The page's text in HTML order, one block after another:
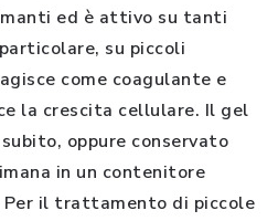
ed è attivo su tanti
su piccoli
come coagulante e
la crescita cellulare. Il gel
oppure conservato
in un contenitore
il trattamento di piccole